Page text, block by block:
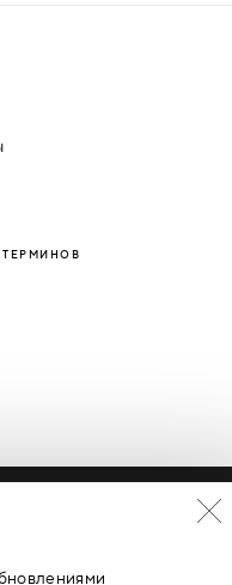
2026Материалы сайта